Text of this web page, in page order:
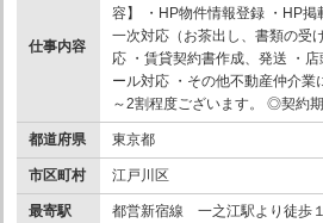
仕事内容
容】 ・HP物件情報登録 ・HP掲
一次対応（お茶出し、書類の受
応 ・賃貸契約書作成、発送 ・
ール対応 ・その他不動産仲介
～2割程度ございます。 ◎契約
都道府県 東京都
市区町村 江戸川区
最寄駅 都営新宿線 一之江駅より徒歩